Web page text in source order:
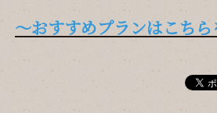
～おすすめプランはこち